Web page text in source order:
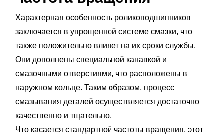
Характерная особенность роликоподшипников
заключается в упрощенной системе смазки, что
также положительно влияет на их сроки службы.
Они дополнены специальной канавкой и
смазочными отверстиями, что расположены в
наружном кольце. Таким образом, процесс
смазывания деталей осуществляется достаточно
качественно и тщательно.
Что касается стандартной частоты вращения, этот